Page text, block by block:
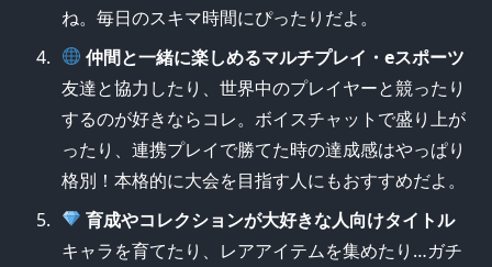
ね。毎日のスキマ時間にぴったりだよ。
仲間と一緒に楽しめるマルチプレイ・eスポーツ
友達と協力したり、世界中のプレイヤーと競ったり
するのが好きならコレ。ボイスチャットで盛り上が
ったり、連携プレイで勝てた時の達成感はやっぱり
格別！本格的に大会を目指す人にもおすすめだよ。
育成やコレクションが大好きな人向けタイトル
キャラを育てたり、レアアイテムを集めたり…ガチ